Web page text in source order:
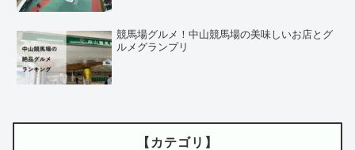
競馬場グルメ！中山競馬場の美味しいお店とグ
ルメグランプリ
【カテゴリ】